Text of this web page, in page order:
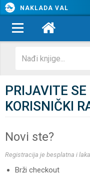
NAKLADA VAL
PRIJAVITE
KORISNIČKI
Novi ste?
Registracija je besplatna i
Brži checkout